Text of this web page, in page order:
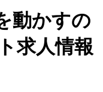
動かすの
求人情報